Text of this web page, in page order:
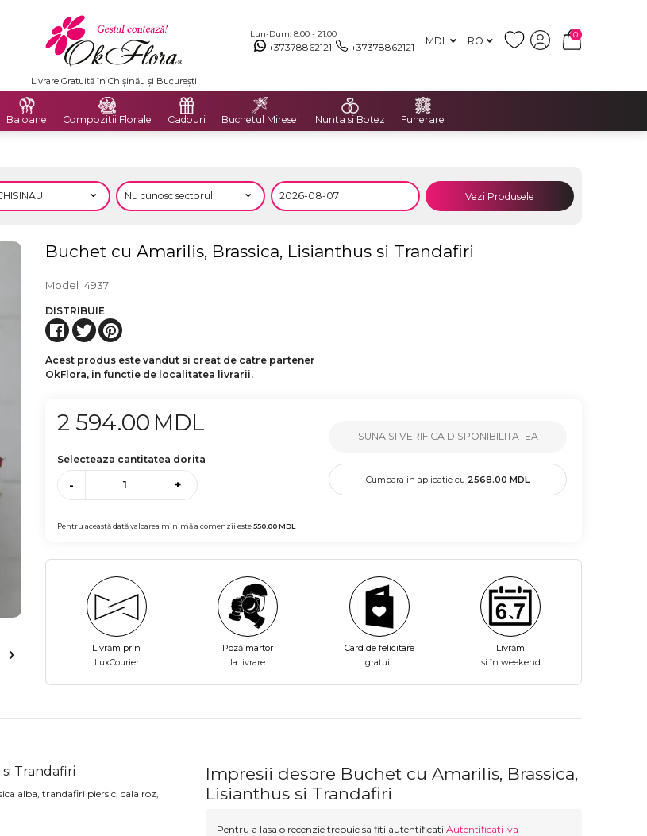
Lun-Dum: 8:00 - 21:00
+37378862121 +37378862121 MDL RO
0
Livrare Gratuită în Chișinău și București
Baloane Compozitii Florale Cadouri Buchetul Miresei Nunta si Botez Funerare
Vezi Produsele
Buchet cu Amarilis, Brassica, Lisianthus si Trandafiri
Model 4937
DISTRIBUIE
Acest produs este vandut si creat de catre partener
OkFlora, in functie de localitatea livrarii.
2 594.00 MDL
Selecteaza cantitatea dorita
- +
Pentru această dată valoarea minimă a comenzii este550.00MDL
SUNA SI VERIFICA DISPONIBILITATEA
Cumpara in aplicatie cu 2568.00 MDL
Livrăm prin
LuxCourier
Poză martor
la livrare
Card de felicitare
gratuit
Livrăm
și în weekend
Trandafiri
alba, trandafiri piersic, cala roz,
Impresii despre Buchet cu Amarilis, Brassica,
Lisianthus si Trandafiri
Pentru a lasa o recenzie trebuie sa fiti autentificati Autentificati-va